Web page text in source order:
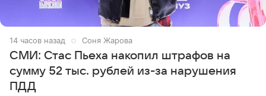
14 часов назад Соня Жарова
СМИ: Стас Пьеха накопил штрафов на
сумму 52 тыс. рублей из-за нарушения
ПДД